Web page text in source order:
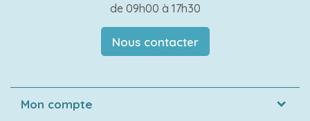
de 09h00 à 17h30
Nous contacter
Mon compte